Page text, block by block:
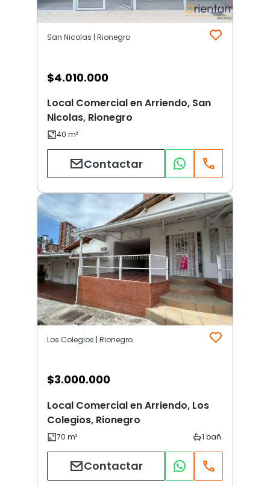
San Nicolas | Rionegro
$4.010.000
Local Comercial en Arriendo, San
Nicolas, Rionegro
Contactar
Los Colegios | Rionegro
$3.000.000
Local Comercial en Arriendo, Los
Colegios, Rionegro
Contactar